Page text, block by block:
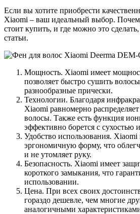
Если вы хотите приобрести
Xiaomi – ваш идеальный выбор.
стоит купить, и где можно это
статьи.
Мощность. Xiaomi имеет
позволяет быстро сушить волосы
разнообразные прически.
Технологии. Благодаря
Xiaomi равномерно
волосы. Также есть функция
эффективно борется с сухостью
Удобство использования. Xiaomi
эргономичную форму, что
и не утомляет руку.
Безопасность. Xiaomi имеет
короткого замыкания, что
использовании.
Цена. При всех своих
гораздо дешевле, чем многие
аналогичными